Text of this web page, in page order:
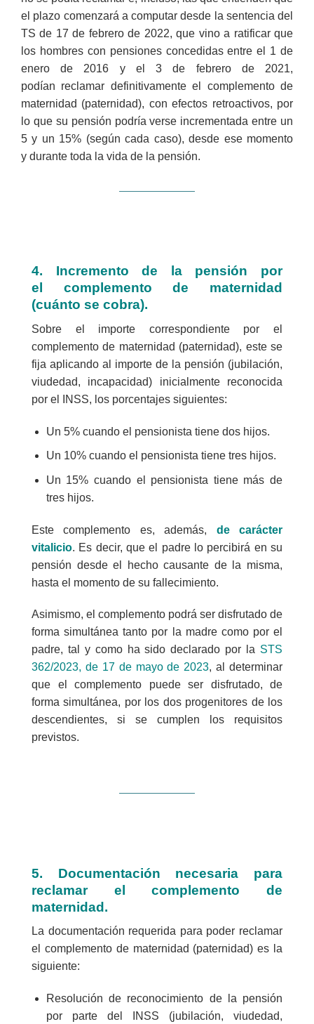
el plazo comenzará a computar desde la sentencia del
TS de 17 de febrero de 2022, que vino a ratificar que
los hombres con pensiones concedidas entre el 1 de
enero de 2016 y el 3 de febrero de 2021,
podían reclamar definitivamente el complemento de
maternidad (paternidad), con efectos retroactivos, por
lo que su pensión podría verse incrementada entre un
5 y un 15% (según cada caso), desde ese momento
y durante toda la vida de la pensión.
4. Incremento de la pensión por
el complemento de maternidad
(cuánto se cobra).
Sobre el importe correspondiente por el
complemento de maternidad (paternidad), este se
fija aplicando al importe de la pensión (jubilación,
viudedad, incapacidad) inicialmente reconocida
por el INSS, los porcentajes siguientes:
Un 5% cuando el pensionista tiene dos hijos.
Un 10% cuando el pensionista tiene tres hijos.
Un 15% cuando el pensionista tiene más de
tres hijos.
Este complemento es, además, de carácter
vitalicio. Es decir, que el padre lo percibirá en su
pensión desde el hecho causante de la misma,
hasta el momento de su fallecimiento.
Asimismo, el complemento podrá ser disfrutado de
forma simultánea tanto por la madre como por el
padre, tal y como ha sido declarado por la STS
362/2023, de 17 de mayo de 2023, al determinar
que el complemento puede ser disfrutado, de
forma simultánea, por los dos progenitores de los
descendientes, si se cumplen los requisitos
previstos.
5. Documentación necesaria para
reclamar elcomplemento de
maternidad.
La documentación requerida para poder reclamar
el complemento de maternidad (paternidad) es la
siguiente:
Resolución de reconocimiento de la pensión
por parte del INSS (jubilación, viudedad,